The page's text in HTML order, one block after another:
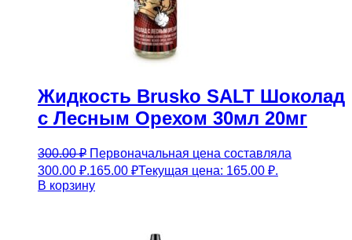
Жидкость Brusko SALT Шоколад
с Лесным Орехом 30мл 20мг
300.00₽ Первоначальная цена составляла
300.00 ₽.165.00 ₽Текущая цена: 165.00 ₽.
В корзину